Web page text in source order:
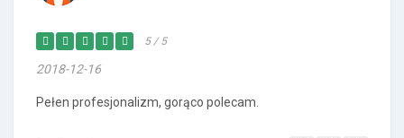
5 / 5
2018-12-16
Pełen profesjonalizm, gorąco polecam.